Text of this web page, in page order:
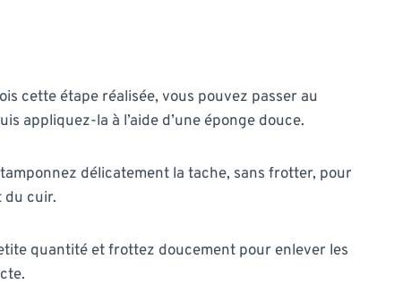
cette étape réalisée, vous pouvez passer au
appliquez-la à l’aide d’une éponge douce.
délicatement la tache, sans frotter, pour
du cuir.
quantité et frottez doucement pour enlever les